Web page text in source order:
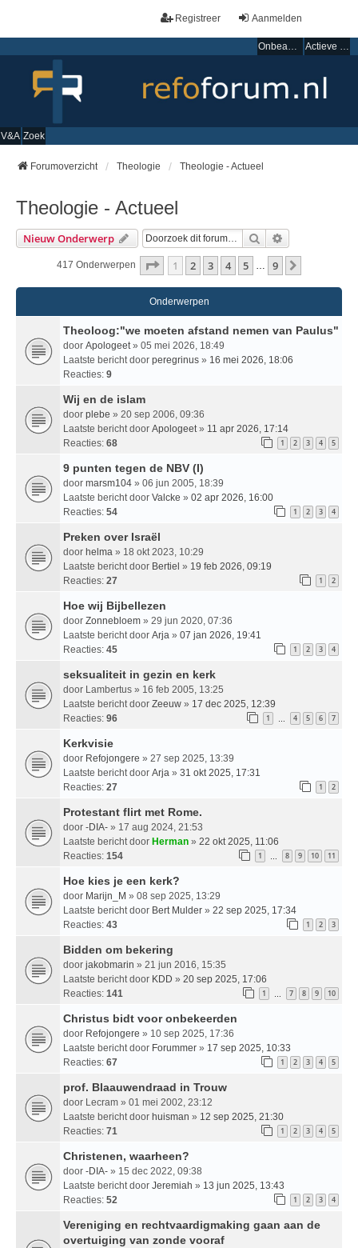
Aanmelden
Registreer
Onbeantwoorde onderwerpen Actieve onderwerpen
V&A Zoek
Forumoverzicht Theologie Theologie - Actueel
Theologie - Actueel
Nieuw Onderwerp Zoek
417 Onderwerpen Pagina Van9
1 2 3 4 5 9
Onderwerpen
Theoloog:"we moeten afstand nemen van Paulus"
door Apologeet » 05 mei 2026, 18:49
Laatste bericht door peregrinus » 16 mei 2026, 18:06
Reacties: 9
Wij en de islam
door plebe » 20 sep 2006, 09:36
Laatste bericht door Apologeet » 11 apr 2026, 17:14
Reacties: 68 1 2 3 4 5
9 punten tegen de NBV (I)
door marsm104 » 06 jun 2005, 18:39
Laatste bericht door Valcke » 02 apr 2026, 16:00
Reacties: 54 1 2 3 4
Preken over Israël
door helma » 18 okt 2023, 10:29
Laatste bericht door Bertiel » 19 feb 2026, 09:19
Reacties: 27 1 2
Hoe wij Bijbellezen
door Zonnebloem » 29 jun 2020, 07:36
Laatste bericht door Arja » 07 jan 2026, 19:41
Reacties: 45 1 2 3 4
seksualiteit in gezin en kerk
door Lambertus » 16 feb 2005, 13:25
Laatste bericht door Zeeuw » 17 dec 2025, 12:39
Reacties: 96 1 … 4 5 6 7
Kerkvisie
door Refojongere » 27 sep 2025, 13:39
Laatste bericht door Arja » 31 okt 2025, 17:31
Reacties: 27 1 2
Protestant flirt met Rome.
door -DIA- » 17 aug 2024, 21:53
Laatste bericht door Herman » 22 okt 2025, 11:06
Reacties: 154 1 … 8 9 10 11
Hoe kies je een kerk?
door Marijn_M » 08 sep 2025, 13:29
Laatste bericht door Bert Mulder » 22 sep 2025, 17:34
Reacties: 43 1 2 3
Bidden om bekering
door jakobmarin » 21 jun 2016, 15:35
Laatste bericht door KDD » 20 sep 2025, 17:06
Reacties: 141 1 … 7 8 9 10
Christus bidt voor onbekeerden
door Refojongere » 10 sep 2025, 17:36
Laatste bericht door Forummer » 17 sep 2025, 10:33
Reacties: 67 1 2 3 4 5
prof. Blaauwendraad in Trouw
door Lecram » 01 mei 2002, 23:12
Laatste bericht door huisman » 12 sep 2025, 21:30
Reacties: 71 1 2 3 4 5
Christenen, waarheen?
door -DIA- » 15 dec 2022, 09:38
Laatste bericht door Jeremiah » 13 jun 2025, 13:43
Reacties: 52 1 2 3 4
Vereniging en rechtvaardigmaking gaan aan de
overtuiging van zonde vooraf